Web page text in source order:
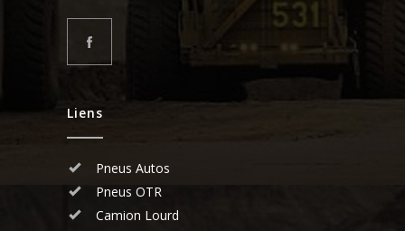
Liens
Pneus Autos
Pneus OTR
Camion Lourd